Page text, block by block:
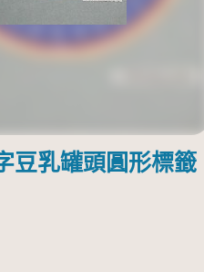
豆乳罐頭圓形標籤